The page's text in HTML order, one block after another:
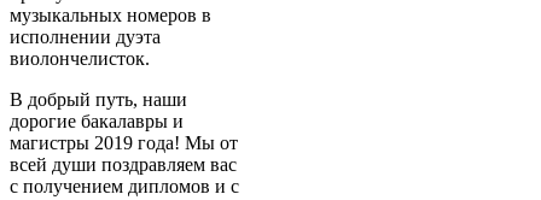
музыкальных номеров в
исполнении дуэта
виолончелисток.
В добрый путь, наши
дорогие бакалавры и
магистры 2019 года! Мы от
всей души поздравляем вас
с получением дипломов и с